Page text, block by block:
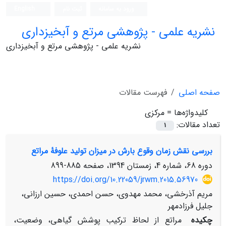
نشریه علمی - پژوهشی مرتع و آبخیزداری
نشریه علمی - پژوهشی مرتع و آبخیزداری
صفحه اصلی
فهرست مقالات
کلیدواژه‌ها = مرکزی
تعداد مقالات:
1
بررسی نقش زمان وقوع بارش در میزان تولید علوفۀ مراتع
دوره 68، شماره 4، زمستان 1394، صفحه
885-899
https://doi.org/10.22059/jrwm.2015.56970
مریم آذرخشی، محمد مهدوی، حسن احمدی، حسین ارزانی،
جلیل فرزادمهر
چکیده
مراتع از لحاظ ترکیب پوشش گیاهی، وضعیت،